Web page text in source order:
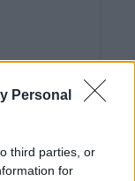
Personal
third parties, or
for